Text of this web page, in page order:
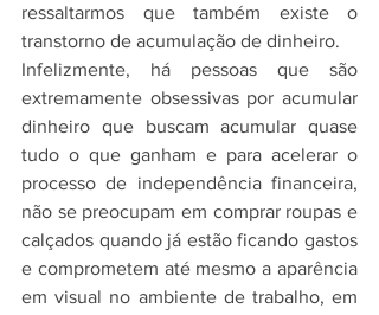
ressaltarmos que também existe o
transtorno de acumulação de dinheiro.
Infelizmente, há pessoas que são
extremamente obsessivas por acumular
dinheiro que buscam acumular quase
tudo o que ganham e para acelerar o
processo de independência financeira,
não se preocupam em comprar roupas e
calçados quando já estão ficando gastos
e comprometem até mesmo a aparência
em visual no ambiente de trabalho, em